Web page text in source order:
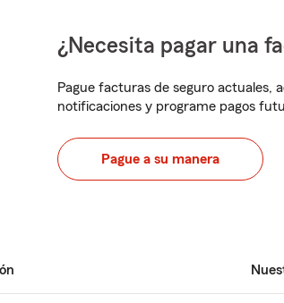
¿Necesita pagar una
Pague facturas de seguro actuales,
notificaciones y programe pagos
Pague a su manera